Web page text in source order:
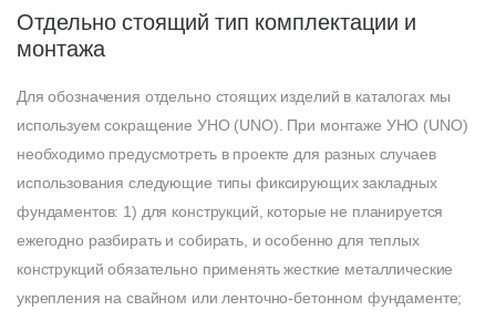
Отдельно стоящий тип комплектации и
монтажа
Для обозначения отдельно стоящих изделий в каталогах мы
используем сокращение УНО (UNO). При монтаже УНО (UNO)
необходимо предусмотреть в проекте для разных случаев
использования следующие типы фиксирующих закладных
фундаментов: 1) для конструкций, которые не планируется
ежегодно разбирать и собирать, и особенно для теплых
конструкций обязательно применять жесткие металлические
укрепления на свайном или ленточно-бетонном фундаменте;